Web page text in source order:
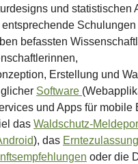
und statistischen
befassten
Erstellung und
Software
und Apps für mobile
das Waldschutz-
), das
oder die